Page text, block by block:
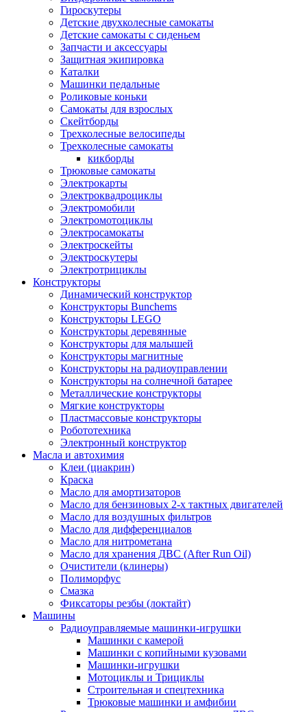
Гироскутеры
Детские двухколесные самокаты
Детские самокаты с сиденьем
Запчасти и аксессуары
Защитная экипировка
Каталки
Машинки педальные
Роликовые коньки
Самокаты для взрослых
Скейтборды
Трехколесные велосипеды
Трехколесные самокаты
кикборды
Трюковые самокаты
Электрокарты
Электроквадроциклы
Электромобили
Электромотоциклы
Электросамокаты
Электроскейты
Электроскутеры
Электротрициклы
Конструкторы
Динамический конструктор
Конструкторы Bunchems
Конструкторы LEGO
Конструкторы деревянные
Конструкторы для малышей
Конструкторы магнитные
Конструкторы на радиоуправлении
Конструкторы на солнечной батарее
Металлические конструкторы
Мягкие конструкторы
Пластмассовые конструкторы
Робототехника
Электронный конструктор
Масла и автохимия
Клеи (циакрин)
Краска
Масло для амортизаторов
Масло для бензиновых 2-х тактных двигателей
Масло для воздушных фильтров
Масло для дифференциалов
Масло для нитрометана
Масло для хранения ДВС (After Run Oil)
Очистители (клинеры)
Полиморфус
Смазка
Фиксаторы резбы (локтайт)
Машины
Радиоуправляемые машинки-игрушки
Машинки с камерой
Машинки с копийными кузовами
Машинки-игрушки
Мотоциклы и Трициклы
Строительная и спецтехника
Трюковые машинки и амфибии